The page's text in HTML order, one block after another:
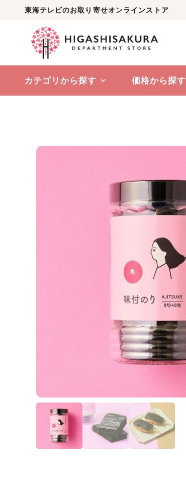
東海テレビのお取り寄せオンラインストア
カテゴリから探す 価格から探す